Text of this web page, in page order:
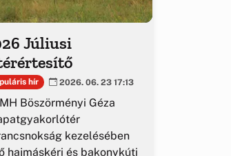
Júliusi
hír 2026. 06. 23 17:13
Böszörményi Géza
kezelésében
hajmáskéri és bakonykúti